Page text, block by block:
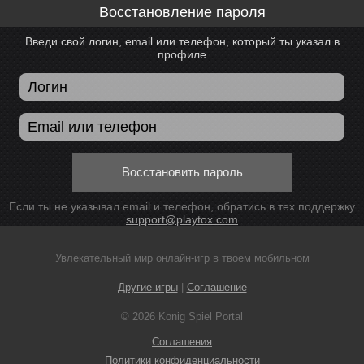
Восстановление пароля
Введи свой логин, email или телефон, который ты указал в
профиле
Восстановить пароль
Если ты не указывал email и телефон, обратись в тех.поддержку
support@playtox.com
Увлекательный мир онлайн-игр в твоем мобильном
Другие игры| Соглашение
© 2026 Konig Spiel Portal
Соглашения
Политики конфиденциальности